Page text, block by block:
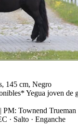
145 cm, Negro
Yegua joven de
PM: Townend Trueman
· Salto · Enganche